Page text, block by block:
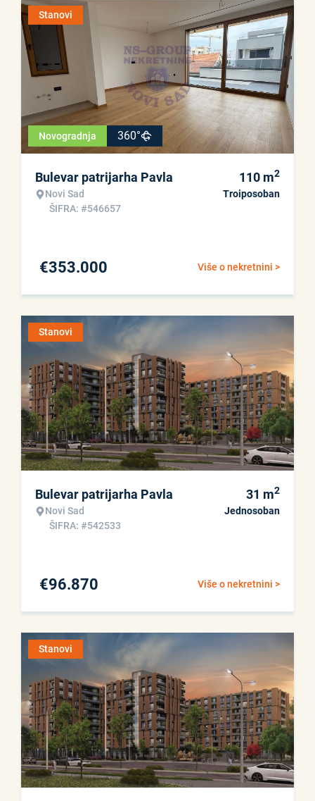
Stanovi
Novogradnja 360°
Bulevar patrijarha Pavla
Novi Sad
ŠIFRA: #546657
110 m2
Troiposoban
Više o nekretnini >
€353.000
Stanovi
Bulevar patrijarha Pavla
Novi Sad
ŠIFRA: #542533
31 m2
Jednosoban
Više o nekretnini >
€96.870
Stanovi